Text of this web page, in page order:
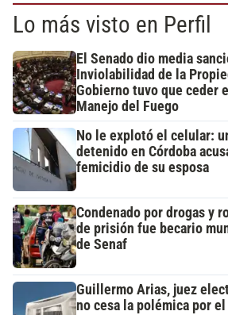
Lo más visto en Perfil
El Senado dio media
Inviolabilidad de la
Gobierno tuvo que ceder
Manejo del Fuego
No le explotó el celular:
detenido en Córdoba
femicidio de su esposa
Condenado por drogas y
de prisión fue becario
de Senaf
Guillermo Arias, juez
no cesa la polémica por